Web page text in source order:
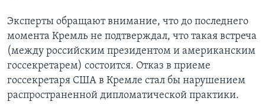
Эксперты обращают внимание, что до последнего
момента Кремль не подтверждал, что такая встреча
(между российским президентом и американским
госсекретарем) состоится. Отказ в приеме
госсекретаря США в Кремле стал бы нарушением
распространенной дипломатической практики.